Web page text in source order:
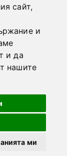
сайт,
и
и да
нашите
ми
с GDPR.